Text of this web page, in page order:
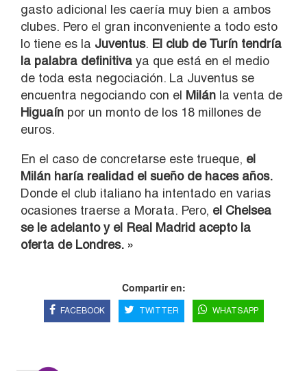
gasto adicional les caería muy bien a ambos
clubes. Pero el gran inconveniente a todo esto
lo tiene es la Juventus. El club de Turín tendría
la palabra definitiva ya que está en el medio
de toda esta negociación. La Juventus se
encuentra negociando con el Milán la venta de
Higuaín por un monto de los 18 millones de
euros.
En el caso de concretarse este trueque, el
Milán haría realidad el sueño de haces años.
Donde el club italiano ha intentado en varias
ocasiones traerse a Morata. Pero, el Chelsea
se le adelanto y el Real Madrid acepto la
oferta de Londres. »
Compartir en:
FACEBOOK TWITTER WHATSAPP